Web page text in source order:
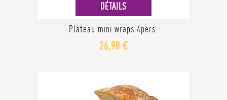
DÉTAILS
Plateau mini wraps 4pers.
26,90 €